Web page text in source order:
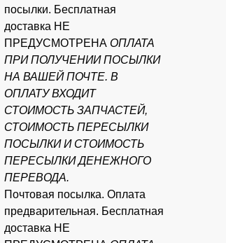
посылки. Бесплатная
доставка НЕ
ПРЕДУСМОТРЕНА ОПЛАТА
ПРИ ПОЛУЧЕНИИ ПОСЫЛКИ
НА ВАШЕЙ ПОЧТЕ. В
ОПЛАТУ ВХОДИТ
СТОИМОСТЬ ЗАПЧАСТЕЙ,
СТОИМОСТЬ ПЕРЕСЫЛКИ
ПОСЫЛКИ И СТОИМОСТЬ
ПЕРЕСЫЛКИ ДЕНЕЖНОГО
ПЕРЕВОДА.
Почтовая посылка. Оплата
предварительная. Бесплатная
доставка НЕ